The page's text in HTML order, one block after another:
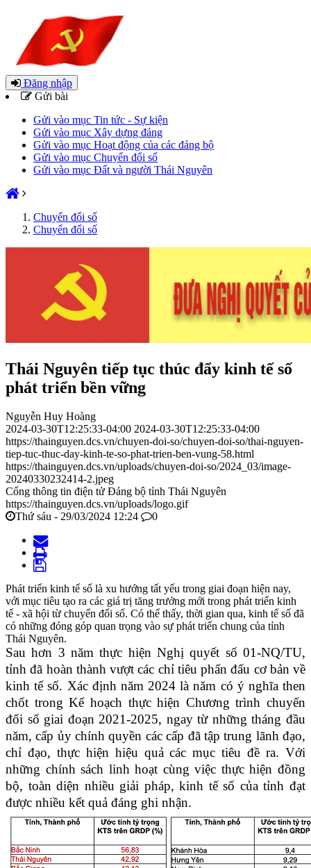
Đăng nhập
Gửi bài
Gửi vào mục Tin tức - Sự kiện
Gửi vào mục Xây dựng đảng
Gửi vào mục Hoạt động của các đảng bộ
Gửi vào mục Chuyển đổi số
Gửi vào mục Đất và người Thái Nguyên
Chuyển đổi số
Chuyển đổi số
Thái Nguyên tiếp tục thúc đẩy kinh tế số
phát triển bền vững
Nguyễn Huy Hoàng
2024-03-30T12:25:33-04:00 2024-03-30T12:25:33-04:00
https://thainguyen.dcs.vn/chuyen-doi-so/chuyen-doi-so/thai-nguyen-
tiep-tuc-thuc-day-kinh-te-so-phat-trien-ben-vung-58.html
https://thainguyen.dcs.vn/uploads/chuyen-doi-so/2024_03/image-
20240330232414-2.jpeg
Cổng thông tin điện tử Đảng bộ tỉnh Thái Nguyên
https://thainguyen.dcs.vn/uploads/logo.gif
Thứ sáu - 29/03/2024 12:24
0
Phát triển kinh tế số là xu hướng tất yếu trong giai đoạn hiện nay,
với mục tiêu tạo ra các giá trị tăng trưởng mới trong phát triển kinh
tế - xã hội từ chuyển đổi số. Có thể thấy, thời gian qua, kinh tế số đã
có những đóng góp quan trọng vào sự phát triển chung của tỉnh
Thái Nguyên.
Sau hơn 3 năm thực hiện Nghị quyết số 01-NQ/TU,
tỉnh đã hoàn thành vượt các chỉ tiêu phấn đấu cơ bản về
kinh tế số. Xác định năm 2024 là năm có ý nghĩa then
chốt trong Kế hoạch thực hiện Chương trình chuyển
đổi số giai đoạn 2021-2025, ngay từ những tháng đầu
năm, cấp ủy chính quyền các cấp đã tập trung lãnh đạo,
chỉ đạo, thực hiện hiệu quả các mục tiêu đề ra. Với
những chính sách linh hoạt cùng việc thực hiện đồng
bộ, toàn diện nhiều giải pháp, kinh tế số của tỉnh đạt
được nhiều kết quả đáng ghi nhận.